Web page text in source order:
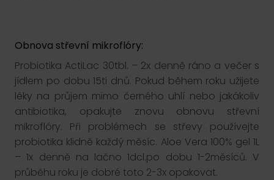
Obnova střevní mikroflóry:
Probiotika ActiLac 30tbl. – 2x denně ráno a večer s
jídlem po dobu 15ti dnů. Pokud během roku užijete
léky na průjem mimo černého uhlí nebo jakákoliv
antibiotika, opakujte znovu obnovu střevní
mikroflóry. Při problémech se střevy používejte
probiotika klidně každý měsíc. Aloe Vera 100% gel 1L
– 1x denně na lačno 1dcl.po dobu 1-2měsíců. V
průběhu roku je dobré toto 2-3x opakovat.